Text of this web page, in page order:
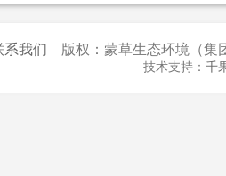
系我们 版权：蒙草生态环境（集
技术支持： 千